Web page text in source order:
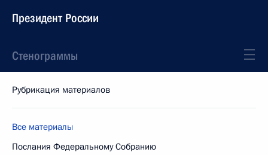
Президент России
Стенограммы
Рубрикация материалов
Все материалы
Послания Федеральному Собранию